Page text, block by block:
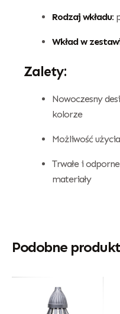
Rodzaj wkładu:
Wkład w
Zalety:
Nowoczesny
kolorze
Możliwość
Trwałe i
materiały
Podobne